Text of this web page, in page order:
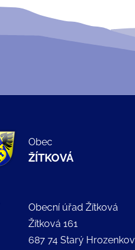
Obec
ŽÍTKOVÁ
Obecní úřad Žítková
Žítková 161
687 74 Starý Hrozenkov